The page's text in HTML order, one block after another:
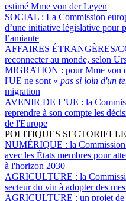
estimé Mme von der Leyen
SOCIAL : La Commission
d’une initiative législative pour
l’amiante
AFFAIRES ÉTRANGÈRES/
reconnecter au monde, selon
MIGRATION : pour Mme von
l'UE ne sont « pas si loin d'un
migration
AVENIR DE L'UE : la
reprendre à son compte les
de l'Europe
POLITIQUES
NUMÉRIQUE : la
avec les États membres pour
à l'horizon 2030
AGRICULTURE : la
secteur du vin à adopter des
AGRICULTURE : un projet